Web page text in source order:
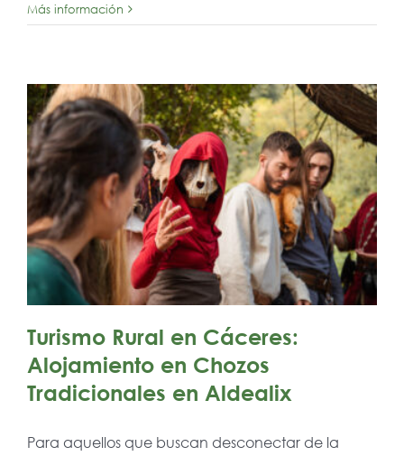
Más información
Turismo Rural en Cáceres:
Alojamiento en Chozos
Tradicionales en Aldealix
Para aquellos que buscan desconectar de la